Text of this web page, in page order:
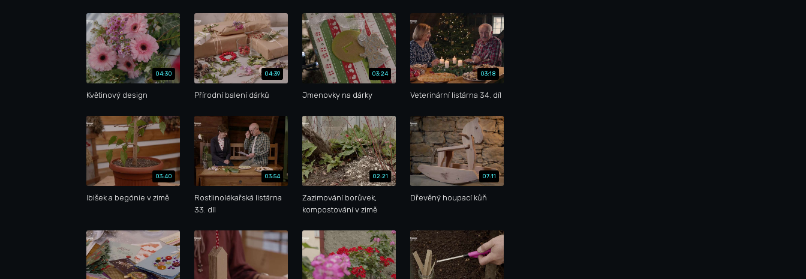
04:30
Květinový design
04:39
Přírodní balení dárků
03:24
Jmenovky na dárky
03:18
Veterinární listárna 34. díl
03:40
Ibišek a begónie v zimě
03:54
Rostlinolékařská listárna
33. díl
02:21
Zazimování borůvek,
kompostování v zimě
07:11
Dřevěný houpací kůň